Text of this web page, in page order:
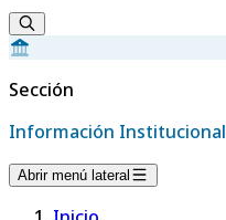
Sección
Información Institucional
Abrir menú lateral